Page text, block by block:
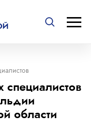
специалистов
области